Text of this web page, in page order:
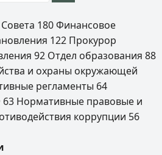
180Финансовое
122 Прокурор
92 Отдел образования 88
и охраны окружающей
регламенты 64
63 Нормативные правовые и
коррупции 56